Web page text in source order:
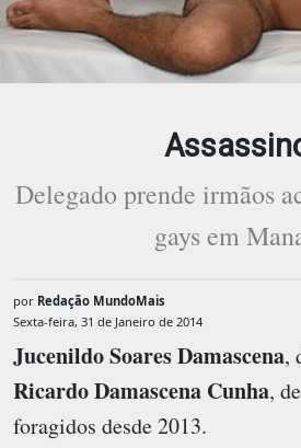
Delegado prende irmãos
gays em
por Redação MundoMais
Sexta-feira, 31 de Janeiro de 2014
Jucenildo Soares Damascena,
Ricardo Damascena Cunha,
foragidos desde 2013.